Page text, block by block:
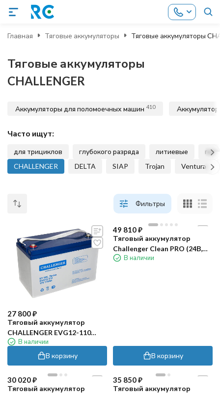
Главная Тяговые аккумуляторы Тяговые аккумуляторы
Тяговые аккумуляторы
CHALLENGER
Аккумуляторы для поломоечных машин 410
Часто ищут:
для трициклов глубокого разряда литиевые
CHALLENGER
DELTA SIAP Trojan Ventura
Фильтры
27 800₽
Тяговый аккумулятор
CHALLENGER EVG12-110
(12В, 105Ач, GEL)
В наличии
В корзину
49 810₽
Тяговый аккумулятор
Challenger Clean PRO (24В,
65Ач, LiFePO4)
В наличии
В корзину
30 020₽
Тяговый аккумулятор
35 850₽
Тяговый аккумулятор